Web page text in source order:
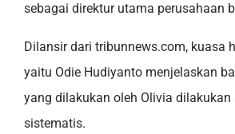
sebagai direktur utama perusahaan
Dilansir dari tribunnews.com, kuasa
yaitu Odie Hudiyanto menjelaskan
yang dilakukan oleh Olivia dilakukan
sistematis.